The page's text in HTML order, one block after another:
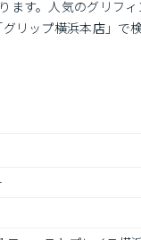
ます。人気のグリフ
リップ横浜本店」で